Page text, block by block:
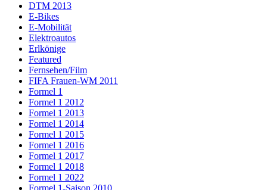
DTM 2013
E-Bikes
E-Mobilität
Elektroautos
Erlkönige
Featured
Fernsehen/Film
FIFA Frauen-WM 2011
Formel 1
Formel 1 2012
Formel 1 2013
Formel 1 2014
Formel 1 2015
Formel 1 2016
Formel 1 2017
Formel 1 2018
Formel 1 2022
Formel 1-Saison 2010